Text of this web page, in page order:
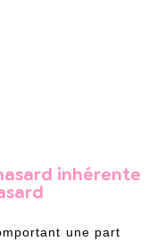
inhérente
une part